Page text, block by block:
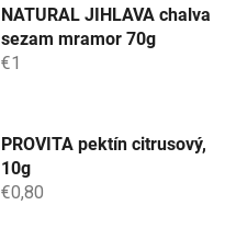
NATURAL JIHLAVA chalva
sezam mramor 70g
€1
PROVITA pektín citrusový,
10g
€0,80